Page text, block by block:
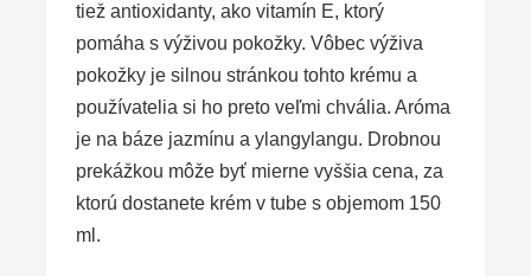
tiež antioxidanty, ako vitamín E, ktorý
pomáha s výživou pokožky. Vôbec výživa
pokožky je silnou stránkou tohto krému a
používatelia si ho preto veľmi chvália. Aróma
je na báze jazmínu a ylangylangu. Drobnou
prekážkou môže byť mierne vyššia cena, za
ktorú dostanete krém v tube s objemom 150
ml.